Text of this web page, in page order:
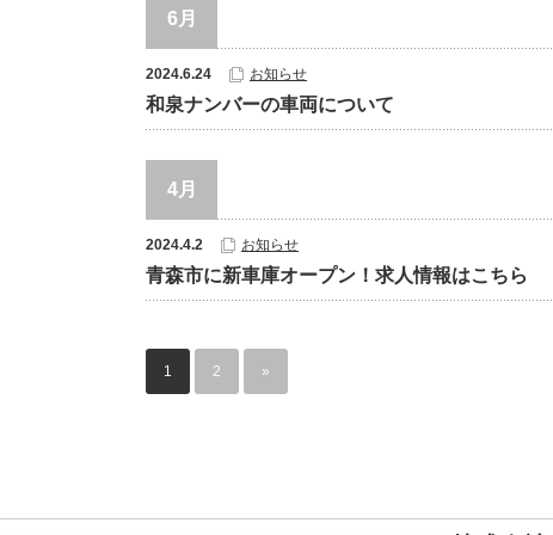
6月
2024.6.24 お知らせ
和泉ナンバーの車両について
4月
2024.4.2 お知らせ
青森市に新車庫オープン！求人情報はこちら
1 2 »